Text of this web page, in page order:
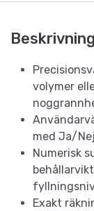
Beskrivning
volymer
med Ja/
Numerisk
Exakt